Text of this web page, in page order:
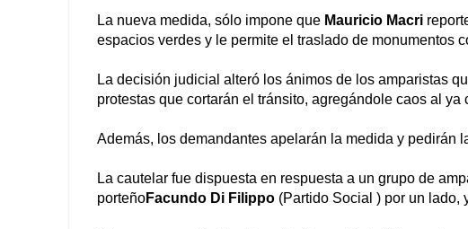
La nueva medida, sólo impone que Mauricio Macri
espacios verdes y le permite el traslado de monumentos
La decisión judicial alteró los ánimos de los amparistas
protestas que cortarán el tránsito, agregándole caos al ya
Además, los demandantes apelarán la medida y pedirán
La cautelar fue dispuesta en respuesta a un grupo de
porteñoFacundo Di Filippo (Partido Social ) por un lado,